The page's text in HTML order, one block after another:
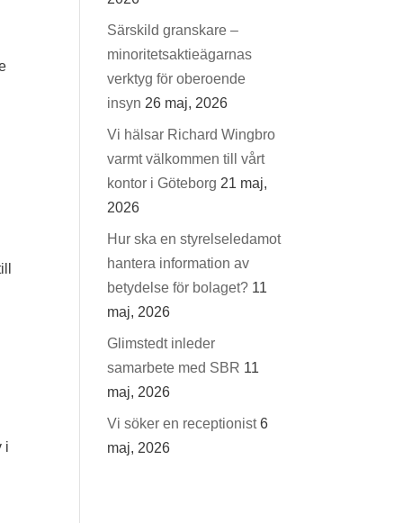
i
Särskild granskare –
minoritetsaktieägarnas
verktyg för oberoende
insyn 26 maj, 2026
Vi hälsar Richard Wingbro
varmt välkommen till vårt
kontor i Göteborg 21 maj,
2026
Hur ska en styrelseledamot
hantera information av
betydelse för bolaget? 11
maj, 2026
Glimstedt inleder
samarbete med SBR 11
maj, 2026
Vi söker en receptionist 6
maj, 2026